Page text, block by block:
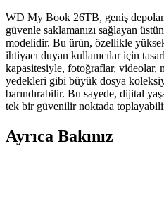
WD My Book 26TB, geniş
güvenle saklamanızı sağlayan
modelidir. Bu ürün, özellikle
ihtiyacı duyan kullanıcılar için
kapasitesiyle, fotoğraflar, videolar,
yedekleri gibi büyük dosya
barındırabilir. Bu sayede, dijital
tek bir güvenilir noktada
Ayrıca Bakınız